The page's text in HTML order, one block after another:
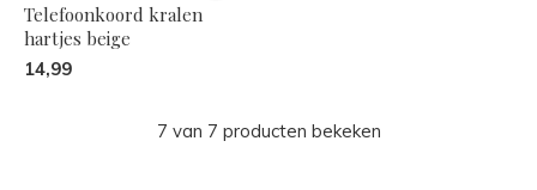
Telefoonkoord kralen
hartjes beige
14,99
7 van 7 producten bekeken